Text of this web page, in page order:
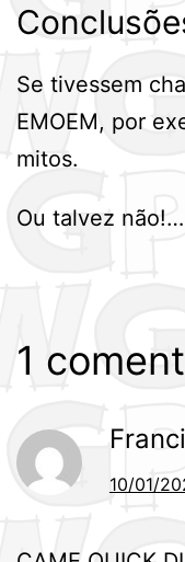
Se tivessem
EMOEM, por
mitos.
Ou talvez não!…
1
10/01/